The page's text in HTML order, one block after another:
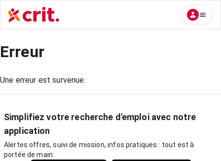
Erreur
Une erreur est survenue.
Simplifiez votre recherche d'emploi avec notre
application
Alertes offres, suivi de mission, infos pratiques : tout est à
portée de main.